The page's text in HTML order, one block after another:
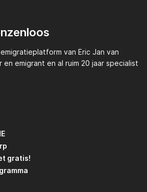
van Eric Jan van
emigrant en al ruim 20 jaar specialist
gratis!